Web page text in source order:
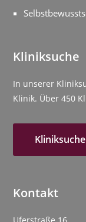
Kliniksuche
In unserer
Klinik. Über 450
Kontakt